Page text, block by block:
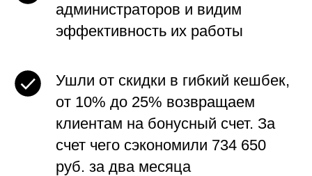
администраторов и видим
эффективность их работы
Ушли от скидки в гибкий кешбек,
от 10% до 25% возвращаем
клиентам на бонусный счет. За
счет чего сэкономили 734 650
руб. за два месяца